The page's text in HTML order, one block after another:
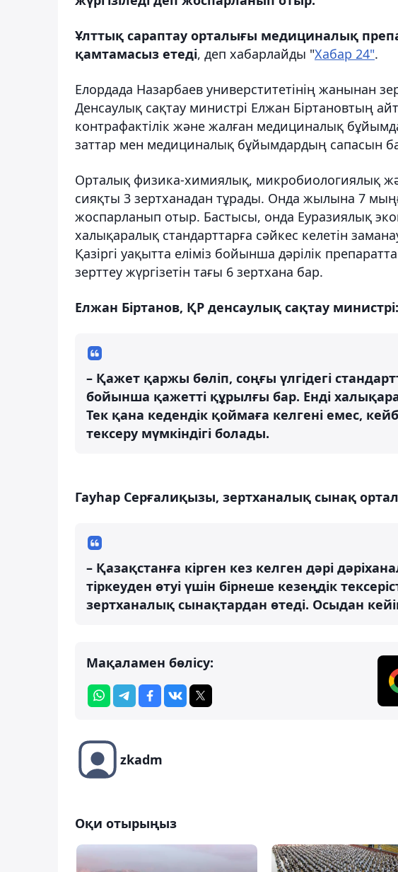
Ұлттық сараптау орталығы медициналық
қамтамасыз етеді, деп хабарлайды "Хабар 24".
Елордада Назарбаев универститетінің жанынан
Денсаулық сақтау министрі Елжан Біртановтың
контрафактілік және жалған медициналық
заттар мен медициналық бұйымдардың сапасын
Орталық физика-химиялық, микробиологиялық
сияқты 3 зертханадан тұрады. Онда жылына 7
жоспарланып отыр. Бастысы, онда Еуразиялық
халықаралық стандарттарға сәйкес келетін
Қазіргі уақытта еліміз бойынша дәрілік
зерттеу жүргізетін тағы 6 зертхана бар.
Елжан Біртанов, ҚР денсаулық сақтау министрі:
– Қажет қаржы бөліп, соңғы үлгідегі
бойынша қажетті құрылғы бар. Енді
Тек қана кедендік қоймаға келгені емес,
тексеру мүмкіндігі болады.
Гауһар Серғалиқызы, зертханалық сынақ
– Қазақстанға кірген кез келген дәрі
тіркеуден өтуі үшін бірнеше кезеңдік
зертханалық сынақтардан өтеді. Осыдан
Мақаламен бөлісу:
zkadm
Оқи отырыңыз